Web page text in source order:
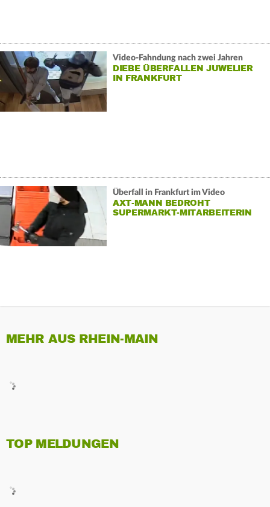
Video-Fahndung nach zwei Jahren
DIEBE ÜBERFALLEN JUWELIER
IN FRANKFURT
Überfall in Frankfurt im Video
AXT-MANN BEDROHT
SUPERMARKT-MITARBEITERIN
MEHR AUS RHEIN-MAIN
TOP MELDUNGEN